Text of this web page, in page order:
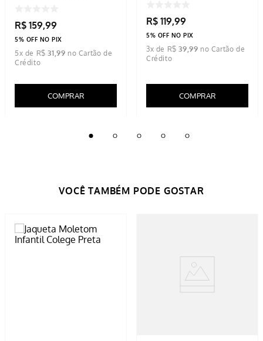
R$ 159,99
5% OFF NO PIX
5x de R$ 31,99
COMPRAR
R$ 119,99
5% OFF NO PIX
3x de R$ 39,99
COMPRAR